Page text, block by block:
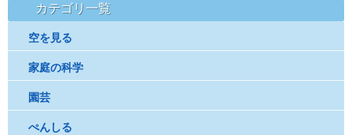
カテゴリ一覧
空を見る
家庭の科学
園芸
ぺんしる